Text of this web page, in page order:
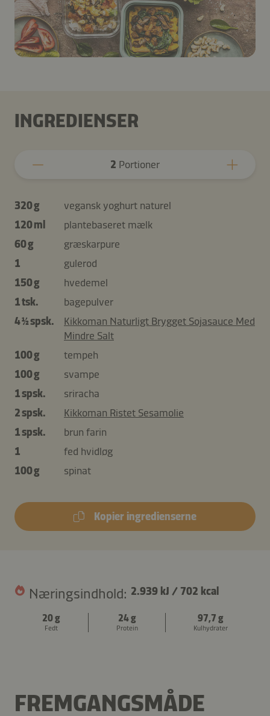
INGREDIENSER
2 Portioner
320 g
vegansk yoghurt naturel
120 ml
plantebaseret mælk
60 g
græskarpure
1
gulerod
150 g
hvedemel
1 tsk.
bagepulver
4 ½ spsk.
Kikkoman Naturligt Brygget Sojasauce Med
Mindre Salt
100 g
tempeh
100 g
svampe
1 spsk.
sriracha
2 spsk.
Kikkoman Ristet Sesamolie
1 spsk.
brun farin
1
fed hvidløg
100 g
spinat
Kopier ingredienserne
Næringsindhold: 2.939 kJ / 702 kcal
20 g
Fedt
24 g
Protein
97,7 g
Kulhydrater
FREMGANGSMÅDE